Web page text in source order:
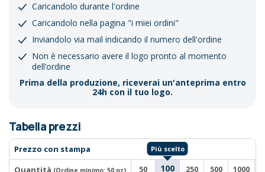
Caricandolo durante l'ordine
Caricandolo nella pagina "i miei ordini"
Inviandolo via mail indicando il numero dell'ordine
Non è necessario avere il logo pronto al momento
dell’ordine
Prima della produzione, riceverai un'anteprima entro
24h con il tuo logo.
Tabella prezzi
Prezzo con stampa
Quantità (Ordine minimo: 50 pz) 50 100 250 500 1000